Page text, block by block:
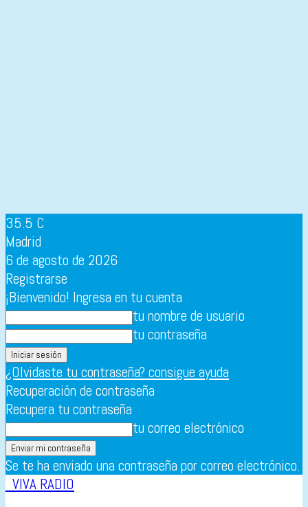
35.5 C
Madrid
6 de agosto de 2026
Registrarse
¡Bienvenido! Ingresa en tu cuenta
tu nombre de usuario
tu contraseña
¿Olvidaste tu contraseña? consigue ayuda
Recuperación de contraseña
Recupera tu contraseña
tu correo electrónico
Se te ha enviado una contraseña por correo electrónico.
VIVA RADIO